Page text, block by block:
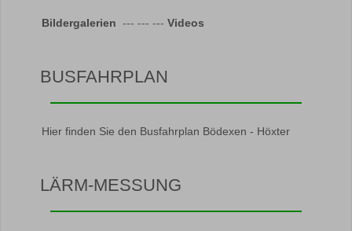
Bildergalerien --- --- --- Videos
BUSFAHRPLAN
Hier finden Sie den Busfahrplan Bödexen - Höxter
LÄRM-MESSUNG